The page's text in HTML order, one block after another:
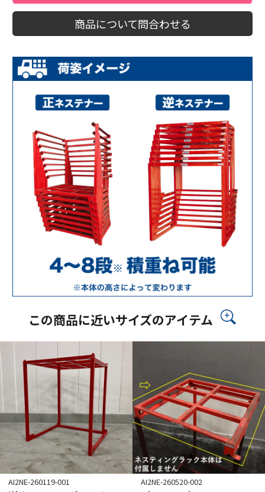
商品について問合わせる
この商品に近いサイズのアイテム
AI2NE-260119-001 AI2NE-260520-002